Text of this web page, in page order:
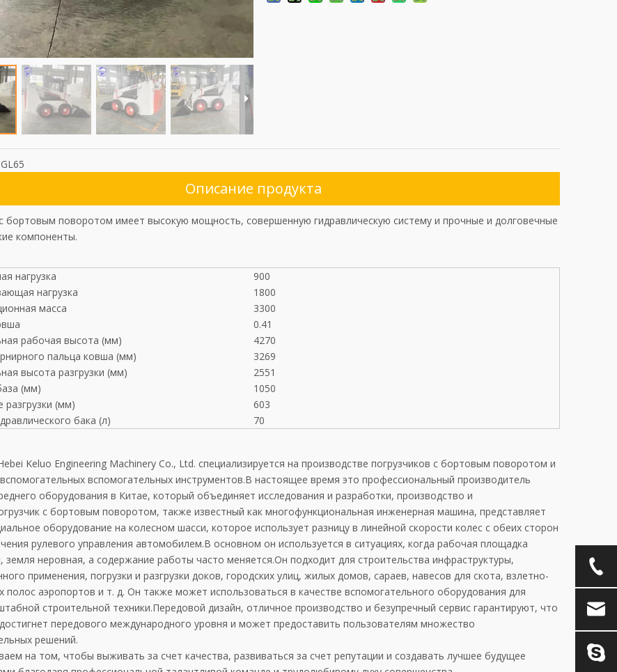
GL65
Описание продукта
бортовым поворотом имеет высокую мощность, совершенную гидравлическую систему и прочные и долговечные
компоненты.
нагрузка
900
нагрузка
1800
масса
3300
0.41
рабочая высота (мм)
4270
пальца ковша (мм)
3269
высота разгрузки (мм)
2551
(мм)
1050
разгрузки (мм)
603
бака (л)
70
Keluo Engineering Machinery Co., Ltd. специализируется на производстве погрузчиков с бортовым поворотом и
вспомогательных инструментов.В настоящее время это профессиональный производитель
оборудования в Китае, который объединяет исследования и разработки, производство и
с бортовым поворотом, также известный как многофункциональная инженерная машина, представляет
оборудование на колесном шасси, которое использует разницу в линейной скорости колес с обеих сторон
рулевого управления автомобилем.В основном он используется в ситуациях, когда рабочая площадка
земля неровная, а содержание работы часто меняется.Он подходит для строительства инфраструктуры,
применения, погрузки и разгрузки доков, городских улиц, жилых домов, сараев, навесов для скота, взлетно-
полос аэропортов и т. д. Он также может использоваться в качестве вспомогательного оборудования для
строительной техники.Передовой дизайн, отличное производство и безупречный сервис гарантируют, что
передового международного уровня и может предоставить пользователям множество
решений.
на том, чтобы выживать за счет качества, развиваться за счет репутации и создавать лучшее будущее